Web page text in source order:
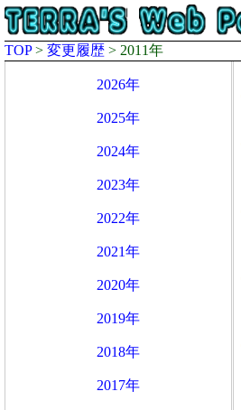
TOP> 変更履歴 > 2011年
2026年
2025年
2024年
2023年
2022年
2021年
2020年
2019年
2018年
2017年